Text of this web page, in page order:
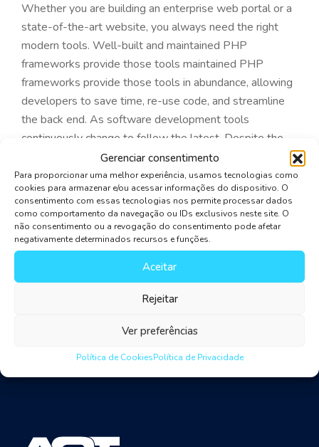
Gerenciar consentimento
Para proporcionar uma melhor experiência, usamos tecnologias como
cookies para armazenar e/ou acessar informações do dispositivo. O
consentimento com essas tecnologias nos permite processar dados
como comportamento da navegação ou IDs exclusivos neste site. O
não consentimento ou a revogação do consentimento pode afetar
negativamente determinados recursos e funções.
Aceitar
Rejeitar
Ver preferências
Política de CookiesPolítica de Privacidade
Whether you are building an enterprise web portal or a
state-of-the-art website, you always need the right
modern tools. Well-built and maintained PHP
frameworks provide those tools maintained PHP
frameworks provide those tools in abundance, allowing
developers to save time, re-use code, and streamline
the back end. As software development tools
continuously change to follow the latest. Despite the
competition from startups and the ever-present
economic challenges, the banking industry is gradually
adopting what the latest technologies have to offer.
From cloud technology to cyber risk management to
machine learning in investment banking, join us as we
explore the banking industry trends for 2019 and
beyond. Cloud is one of the current banking industry
trends as well.